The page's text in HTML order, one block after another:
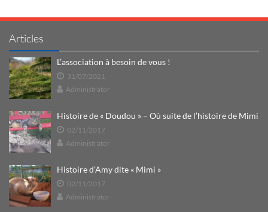
Articles
L’association à besoin de vous !
31/07/2021
Administrator
Histoire de « Doudou » – Où suite de l’histoire de Mimi
02/11/2017
Administrator
Histoire d’Amy dite « Mimi »
02/11/2017
Administrator